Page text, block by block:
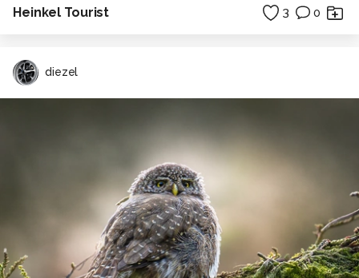
Heinkel Tourist 3 0
diezel